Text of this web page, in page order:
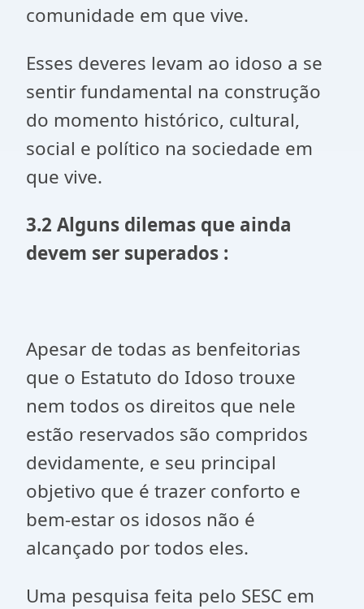
comunidade em que vive.
Esses deveres levam ao idoso a se
sentir fundamental na construção
do momento histórico, cultural,
social e político na sociedade em
que vive.
3.2 Alguns dilemas que ainda
devem ser superados :
Apesar de todas as benfeitorias
que o Estatuto do Idoso trouxe
nem todos os direitos que nele
estão reservados são compridos
devidamente, e seu principal
objetivo que é trazer conforto e
bem-estar os idosos não é
alcançado por todos eles.
Uma pesquisa feita pelo SESC em